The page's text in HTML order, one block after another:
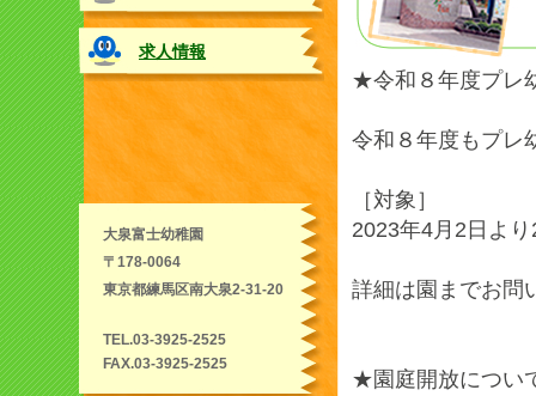
求人情報
大泉富士幼稚園
〒178-0064
東京都練馬区南大泉2-31-20
TEL.03-3925-2525
FAX.03-3925-2525
★令和８年度プレ
令和８年度もプレ
［対象］
2023年4月2日よ
詳細は園までお問
★園庭開放につい